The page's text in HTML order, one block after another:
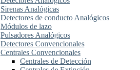
Sirenas Analógicas
Detectores de conducto Analógicos
Módulos de lazo
Pulsadores Analógicos
Detectores Convencionales
Centrales Convencionales
Centrales de Detección